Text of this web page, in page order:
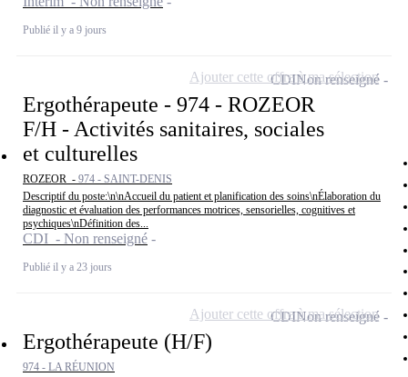
Publié il y a 9 jours
Ergothérapeute - 974 - ROZEOR
F/H - Activités sanitaires, sociales
et culturelles
ROZEOR - 974 - SAINT-DENIS
Descriptif du poste:\n\nAccueil du patient et planification des soins\nÉlaboration du
diagnostic et évaluation des performances motrices, sensorielles, cognitives et
psychiques\nDéfinition des...
CDI - Non renseigné
Publié il y a 23 jours
CDINon renseigné
Ajouter cette offre à ma sélection
Ergothérapeute (H/F)
974 - LA RÉUNION
CDINon renseigné
Ajouter cette offre à ma sélection